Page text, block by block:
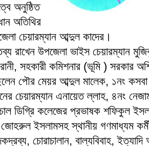
অনুষ্ঠিত
অতিথির
চেয়ারম্যান আব্দুল কাদের।
রাখেন উপজেলা ভাইস চেয়ারম্যান
রানী, সহকারী কমিশনার (ভূমি ) সরকার
পৌর মেয়র আব্দুল মালেক, ১নং কসবা
চেয়ারম্যান এনায়েত ল্লাহ, ৪নং
ডিগ্রি কলেজের প্রভাষক শফিকুল
ইসলামসহ স্থানীয় গণমাধ্যম
চোরাচালান, বাল্যবিবাহ,